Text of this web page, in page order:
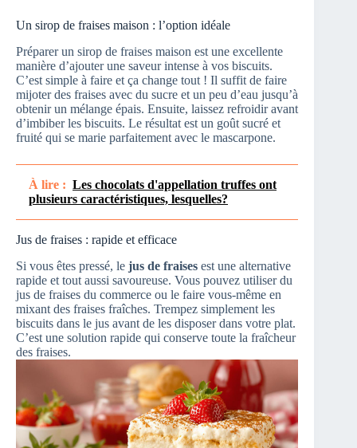
Un sirop de fraises maison : l’option idéale
Préparer un sirop de fraises maison est une excellente
manière d’ajouter une saveur intense à vos biscuits.
C’est simple à faire et ça change tout ! Il suffit de faire
mijoter des fraises avec du sucre et un peu d’eau jusqu’à
obtenir un mélange épais. Ensuite, laissez refroidir avant
d’imbiber les biscuits. Le résultat est un goût sucré et
fruité qui se marie parfaitement avec le mascarpone.
À lire : Les chocolats d'appellation truffes ont
plusieurs caractéristiques, lesquelles?
Jus de fraises : rapide et efficace
Si vous êtes pressé, le jus de fraises est une alternative
rapide et tout aussi savoureuse. Vous pouvez utiliser du
jus de fraises du commerce ou le faire vous-même en
mixant des fraises fraîches. Trempez simplement les
biscuits dans le jus avant de les disposer dans votre plat.
C’est une solution rapide qui conserve toute la fraîcheur
des fraises.